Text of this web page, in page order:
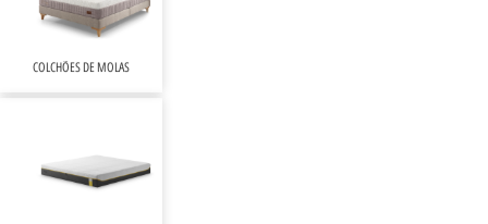
COLCHÕES DE MOLAS